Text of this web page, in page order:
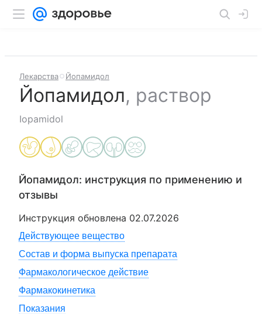
Лекарства Йопамидол
Йопамидол, раствор
Iopamidol
Йопамидол: инструкция по применению и
отзывы
Инструкция обновлена 02.07.2026
Действующее вещество
Состав и форма выпуска препарата
Фармакологическое действие
Фармакокинетика
Показания